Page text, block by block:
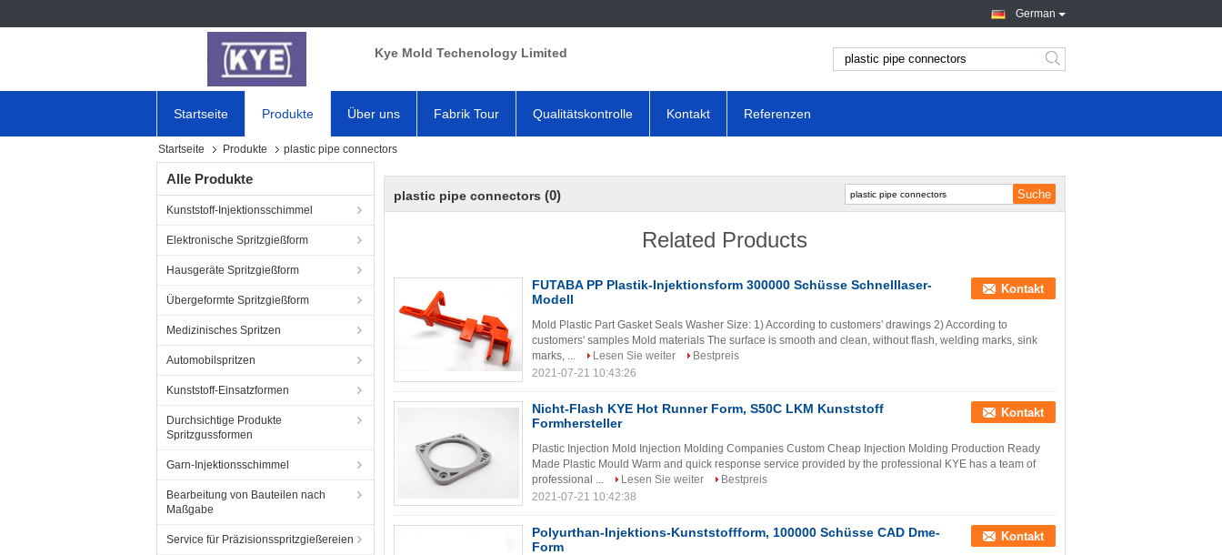
German
Kye Mold Techenology Limited
Startseite Produkte Über uns Fabrik Tour Qualitätskontrolle Kontakt Referenzen
Startseite Produkte plastic pipe connectors
Alle Produkte
Kunststoff-Injektionsschimmel
Elektronische Spritzgießform
Hausgeräte Spritzgießform
Übergeformte Spritzgießform
Medizinisches Spritzen
Automobilspritzen
Kunststoff-Einsatzformen
Durchsichtige Produkte
Spritzgussformen
Garn-Injektionsschimmel
Bearbeitung von Bauteilen nach
Maßgabe
Service für Präzisionsspritzgießereien
plastic pipe connectors (0)
Related Products
FUTABA PP Plastik-Injektionsform 300000 Schüsse Schnelllaser-
Modell
Kontakt
Mold Plastic Part Gasket Seals Washer Size: 1) According to customers' drawings 2) According to
customers' samples Mold materials The surface is smooth and clean, without flash, welding marks, sink
marks, ...
Lesen Sie weiter
Bestpreis
2021-07-21 10:43:26
Nicht-Flash KYE Hot Runner Form, S50C LKM Kunststoff
Formhersteller
Kontakt
Plastic Injection Mold Injection Molding Companies Custom Cheap Injection Molding Production Ready
Made Plastic Mould Warm and quick response service provided by the professional KYE has a team of
professional ...
Lesen Sie weiter
Bestpreis
2021-07-21 10:42:38
Polyurthan-Injektions-Kunststoffform, 100000 Schüsse CAD Dme-
Form
Kontakt